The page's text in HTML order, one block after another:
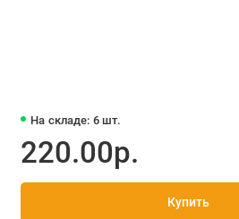
На складе: 6 шт.
220.00р.
Купить